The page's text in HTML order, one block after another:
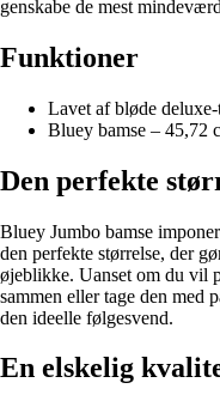
genskabe de mest
Funktioner
Lavet af bløde
Bluey bamse – 45,72
Den perfekte
Bluey Jumbo bamse
den perfekte størrelse, der
øjeblikke. Uanset om du vil
sammen eller tage den med
den ideelle følgesvend.
En elskelig